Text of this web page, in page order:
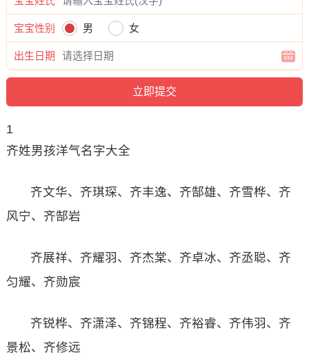
宝宝性别 男 女
出生日期
1
齐姓男孩洋气名字大全
齐文华、齐琪琛、齐丰逸、齐郜雄、齐雪桦、齐
风宁、齐郜岩
齐展祥、齐耀羽、齐杰棠、齐卓冰、齐丞聪、齐
匀耀、齐勋宸
齐锐桦、齐潇泽、齐锦程、齐裕睿、齐伟羽、齐
景松、齐修远